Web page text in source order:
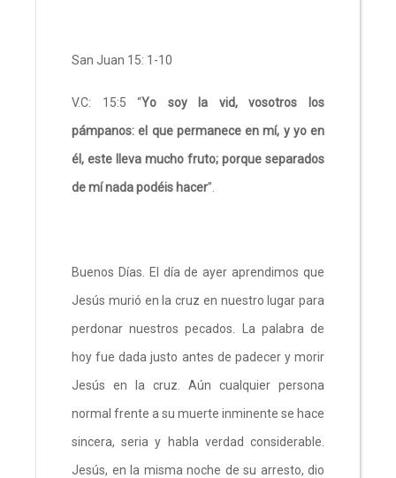
San Juan 15: 1-10
V.C: 15:5 “Yo soy la vid, vosotros los
pámpanos: el que permanece en mí, y yo en
él, este lleva mucho fruto; porque separados
de mí nada podéis hacer”.
Buenos Días. El día de ayer aprendimos que
Jesús murió en la cruz en nuestro lugar para
perdonar nuestros pecados. La palabra de
hoy fue dada justo antes de padecer y morir
Jesús en la cruz. Aún cualquier persona
normal frente a su muerte inminente se hace
sincera, seria y habla verdad considerable.
Jesús, en la misma noche de su arresto, dio